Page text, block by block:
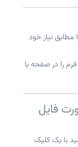
نیاز خود
را در صفحه یا
فایل
با یک کلیک